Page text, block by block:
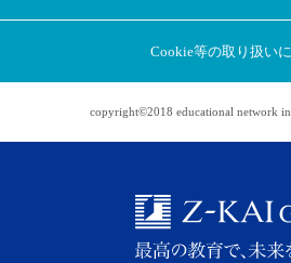
アプリに切り替えて
アプリ限定のコラムを
Cookie等の取り扱い
copyright©2018 educational network